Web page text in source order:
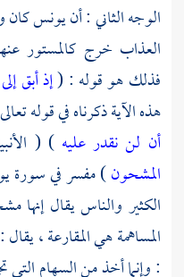
الوجه الثاني : أنيونسكان
العذاب خرج كالمستور
فذلك هو قوله : (إذ أبق
هذه الآية ذكرناه في قوله
أن لن نقدر عليه) ( الأنبياء : 87
المشحون) مفسر في سورة
الكثير والناس يقال إنها
المساهمة هي المقارعة ،
: وإنما أخذ من السهام التي